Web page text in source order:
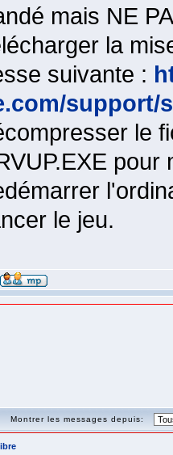
mais NE
la
suivante :
support/
le
pour
le jeu.
Montrer les messages depuis: